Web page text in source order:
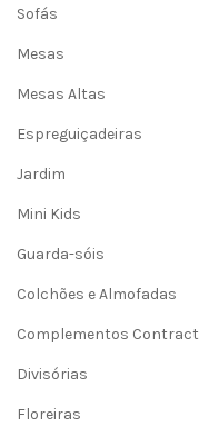
Sofás
Mesas
Mesas Altas
Espreguiçadeiras
Jardim
Mini Kids
Guarda-sóis
Colchões e Almofadas
Complementos Contract
Divisórias
Floreiras